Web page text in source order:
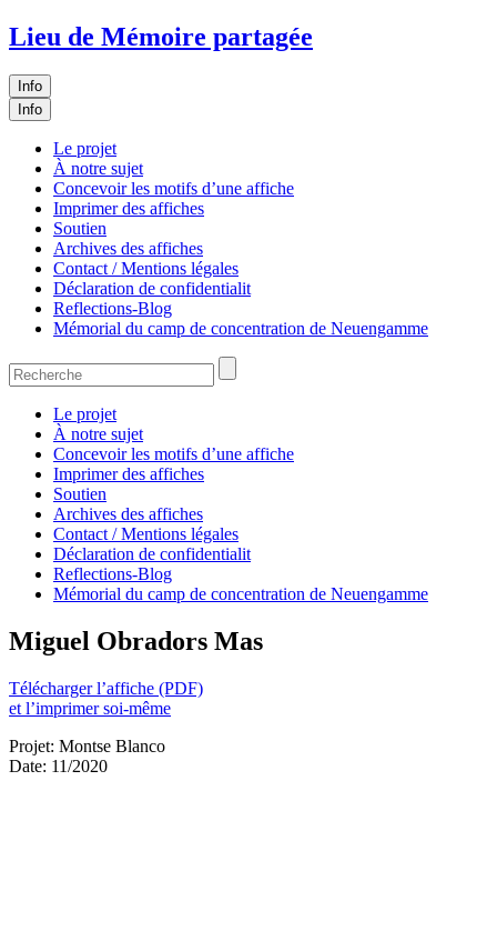
Lieu de Mémoire partagée
Info
Info
Le projet
À notre sujet
Concevoir les motifs d’une affiche
Imprimer des affiches
Soutien
Archives des affiches
Contact / Mentions légales
Déclaration de confidentialit
Reflections-Blog
Mémorial du camp de concentration de Neuengamme
Le projet
À notre sujet
Concevoir les motifs d’une affiche
Imprimer des affiches
Soutien
Archives des affiches
Contact / Mentions légales
Déclaration de confidentialit
Reflections-Blog
Mémorial du camp de concentration de Neuengamme
Miguel Obradors Mas
Télécharger l’affiche (PDF)
et l’imprimer soi-même
Projet: Montse Blanco
Date: 11/2020